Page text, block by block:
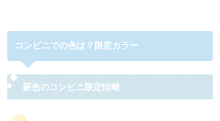
コンビニでの色は？限定カラー
新色のコンビニ限定情報